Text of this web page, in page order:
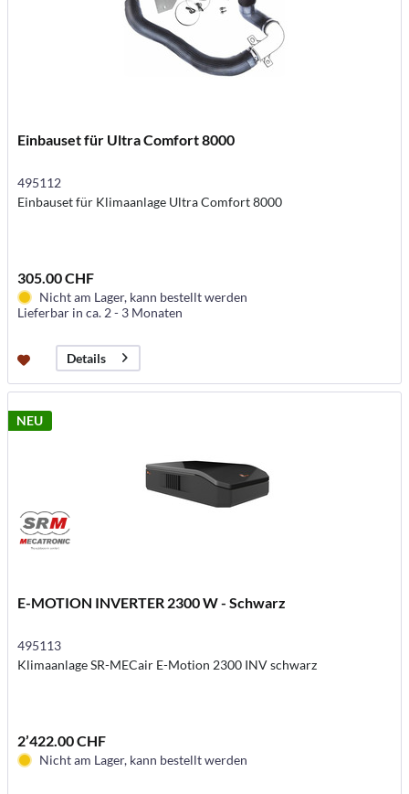
Einbauset für Ultra Comfort 8000
495112
Einbauset für Klimaanlage Ultra Comfort 8000
305.00 CHF
Nicht am Lager, kann bestellt werden
Lieferbar in ca. 2 - 3 Monaten
Details
NEU
E-MOTION INVERTER 2300 W - Schwarz
495113
Klimaanlage SR-MECair E-Motion 2300 INV schwarz
2’422.00 CHF
Nicht am Lager, kann bestellt werden